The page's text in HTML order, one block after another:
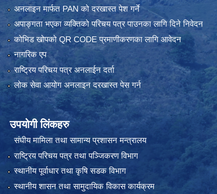
अनलाइन मार्फत PAN को दरखास्त पेश गर्ने
अपाङ्गता भएका व्यक्तिको परिचय पत्र पाउनका लागि दिने निवेदन
कोभिड खोपको QR CODE प्रमाणीकरणका लागि आवेदन
नागरिक एप
राष्ट्रिय परिचय पत्र अनलाईन दर्ता
लोक सेवा आयोग अनलाइन दरखास्त पेस गर्न
उपयोगी लिंकहरु
संघीय मामिला तथा सामान्य प्रशासन मन्त्रालय
राष्ट्रिय परिचय पत्र तथा पञ्जिकरण विभाग
स्थानीय पूर्वाधार तथा कृषि सडक विभाग
स्थानीय शासन तथा सामुदायिक विकास कार्यक्रम